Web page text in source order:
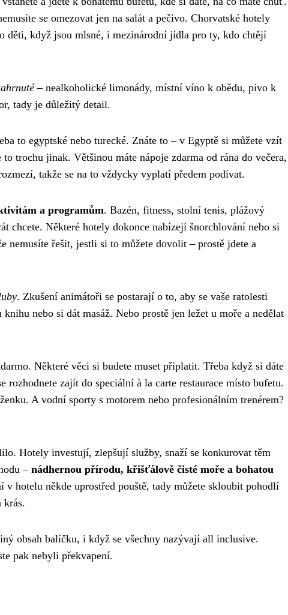
se omezovat jen na salát a pečivo. Chorvatské hotely
děti, když jsou mlsné, i mezinárodní jídla pro ty, kdo chtějí
– nealkoholické limonády, místní víno k obědu, pivo k
tady je důležitý detail.
to egyptské nebo turecké. Znáte to – v Egyptě si můžete vzít
trochu jinak. Většinou máte nápoje zdarma od rána do večera,
takže se na to vždycky vyplatí předem podívat.
a programům. Bazén, fitness, stolní tenis, plážový
chcete. Některé hotely dokonce nabízejí šnorchlování nebo si
nemusíte řešit, jestli si to můžete dovolit – prostě jdete a
. Zkušení animátoři se postarají o to, aby se vaše ratolesti
nebo si dát masáž. Nebo prostě jen ležet u moře a nedělat
Některé věci si budete muset připlatit. Třeba když si dáte
zajít do speciální à la carte restaurace místo bufetu.
A vodní sporty s motorem nebo profesionálním trenérem?
Hotely investují, zlepšují služby, snaží se konkurovat těm
–nádhernou přírodu, křišťálově čisté moře a bohatou
v hotelu někde uprostřed pouště, tady můžete skloubit pohodlí
krás.
obsah balíčku, i když se všechny nazývají all inclusive.
pak nebyli překvapení.